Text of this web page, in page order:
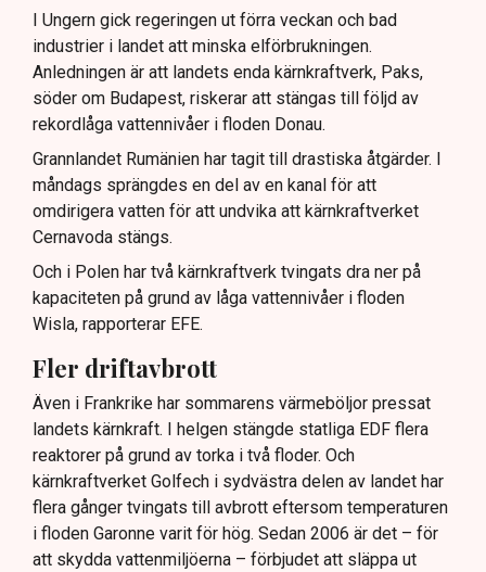
I Ungern gick regeringen ut förra veckan och bad
industrier i landet att minska elförbrukningen.
Anledningen är att landets enda kärnkraftverk, Paks,
söder om Budapest, riskerar att stängas till följd av
rekordlåga vattennivåer i floden Donau.
Grannlandet Rumänien har tagit till drastiska åtgärder. I
måndags sprängdes en del av en kanal för att
omdirigera vatten för att undvika att kärnkraftverket
Cernavoda stängs.
Och i Polen har två kärnkraftverk tvingats dra ner på
kapaciteten på grund av låga vattennivåer i floden
Wisla, rapporterar EFE.
Fler driftavbrott
Även i Frankrike har sommarens värmeböljor pressat
landets kärnkraft. I helgen stängde statliga EDF flera
reaktorer på grund av torka i två floder. Och
kärnkraftverket Golfech i sydvästra delen av landet har
flera gånger tvingats till avbrott eftersom temperaturen
i floden Garonne varit för hög. Sedan 2006 är det – för
att skydda vattenmiljöerna – förbjudet att släppa ut